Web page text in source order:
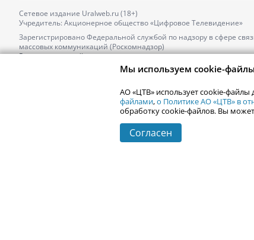
Сетевое издание Uralweb.ru (18+)
Учредитель: Акционерное общество «Цифровое Телевидение»
Зарегистрировано Федеральной службой по надзору в сфере
массовых коммуникаций (Роскомнадзор)
Регистрационный номер и дата принятия решения о
+7 (912) 244-87-87,
Электронный адрес редакции:news@uralweb.ru
Екатеринбург
Мы используем cookie-файлы
АО «ЦТВ» использует cookie-файлы
файлами,о Политике АО «ЦТВ» в
обработку cookie-файлов. Вы
Согласен